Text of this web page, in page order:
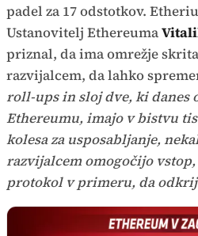
padel za 17 odstotkov.
Ustanovitelj Ethereuma
priznal, da ima omrežje
razvijalcem, da lahko
roll-ups in sloj dve, ki danes
Ethereumu, imajo v bistvu
kolesa za usposabljanje,
razvijalcem omogočijo
protokol v primeru, da